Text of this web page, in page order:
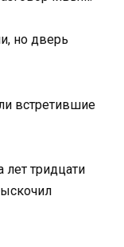
но дверь
встретившие
лет тридцати